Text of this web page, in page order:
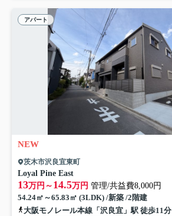
アパート
NEW
茨木市沢良宜東町
Loyal Pine East
13万円～ 14.5万円 管理/共益費8,000円
54.24㎡～65.83㎡ (3LDK) /新築 /2階建
大阪モノレール本線「沢良宜」駅 徒歩11分